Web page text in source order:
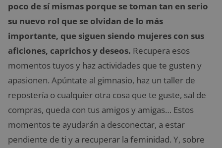
poco de sí mismas porque se toman tan en serio
su nuevo rol que se olvidan de lo más
importante, que siguen siendo mujeres con sus
aficiones, caprichos y deseos. Recupera esos
momentos tuyos y haz actividades que te gusten y
apasionen. Apúntate al gimnasio, haz un taller de
repostería o cualquier otra cosa que te guste, sal de
compras, queda con tus amigos y amigas… Estos
momentos te ayudarán a desconectar, a estar
pendiente de ti y a recuperar la feminidad. Y, sobre